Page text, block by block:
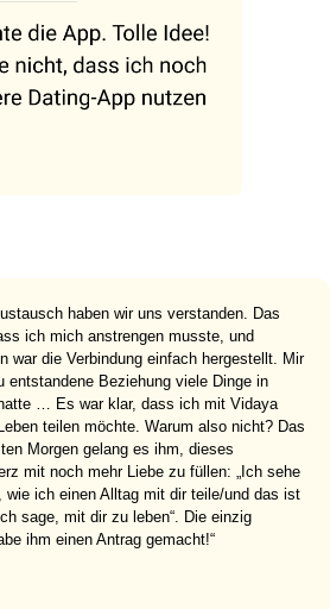
haben wir uns verstanden. Das
ich mich anstrengen musste, und
war die Verbindung einfach hergestellt. Mir
entstandene Beziehung viele Dinge in
… Es war klar, dass ich mit Vidaya
teilen möchte. Warum also nicht? Das
Morgen gelang es ihm, dieses
mit noch mehr Liebe zu füllen: „Ich sehe
wie ich einen Alltag mit dir teile/und das ist
sage, mit dir zu leben“. Die einzig
ihm einen Antrag gemacht!“